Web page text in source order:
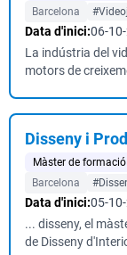
Barcelona
Data d'inici:06-
La indústria del
motors de
Disseny i
Màster de
Barcelona
Data d'inici:05-
... disseny, el
de Disseny